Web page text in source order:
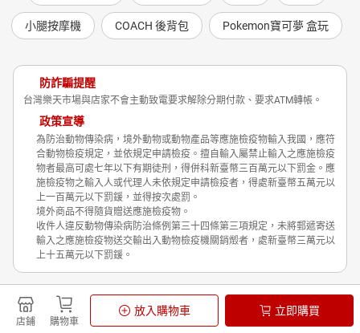
店鋪 購物車
放入購物車 立即購買
小腿按摩機 COACH 後背包 Pokemon寶可夢 盒玩
防詐騙提醒
台灣樂天市場與店家不會主動致電要求解除分期付款、要求ATM轉帳。
政策宣導
為防治動物傳染病，境外動物或動物產品等應施檢疫物輸入我國，應符
合動物檢疫規定，並依規定申請檢疫。擅自輸入屬禁止輸入之應施檢疫
物者最高可處七年以下有期徒刑，得併科新臺幣三百萬元以下罰金。應
施檢疫物之輸入人或代理人未依規定申請檢疫者，得處新臺幣五萬元以
上一百萬元以下罰鍰，並得按次處罰。
境外商品不得隨貨贈送應施檢疫物。
收件人違反動物傳染病防治條例第三十四條第三項規定，未將郵遞寄送
輸入之應施檢疫物送交輸出入動物檢疫機關銷燬者，處新臺幣三萬元以
上十五萬元以下罰鍰。
Shopping is Entertainment!
非洲豬瘟政策宣導
隱私權政策
© Rakuten Group, Inc.